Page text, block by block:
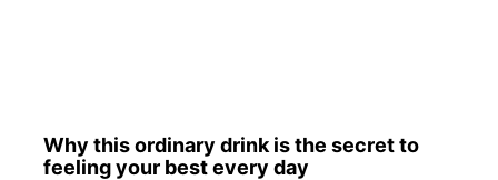
Why this ordinary drink is the secret to
feeling your best every day